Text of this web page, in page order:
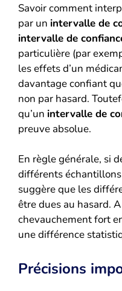
Savoir comment
par un intervalle de
intervalle de
particulière (par
les effets d’un
davantage confiant
non par hasard.
qu’un intervalle de
preuve absolue.
En règle générale, si
différents
suggère que les
être dues au hasard.
chevauchement fort
une différence
Précisions